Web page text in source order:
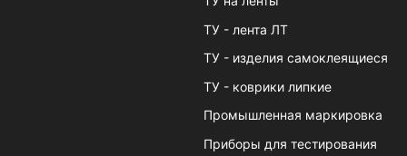
ТУ - лента ЛТ
ТУ - изделия самоклеящиеся
ТУ - коврики липкие
Промышленная маркировка
Приборы для тестирования